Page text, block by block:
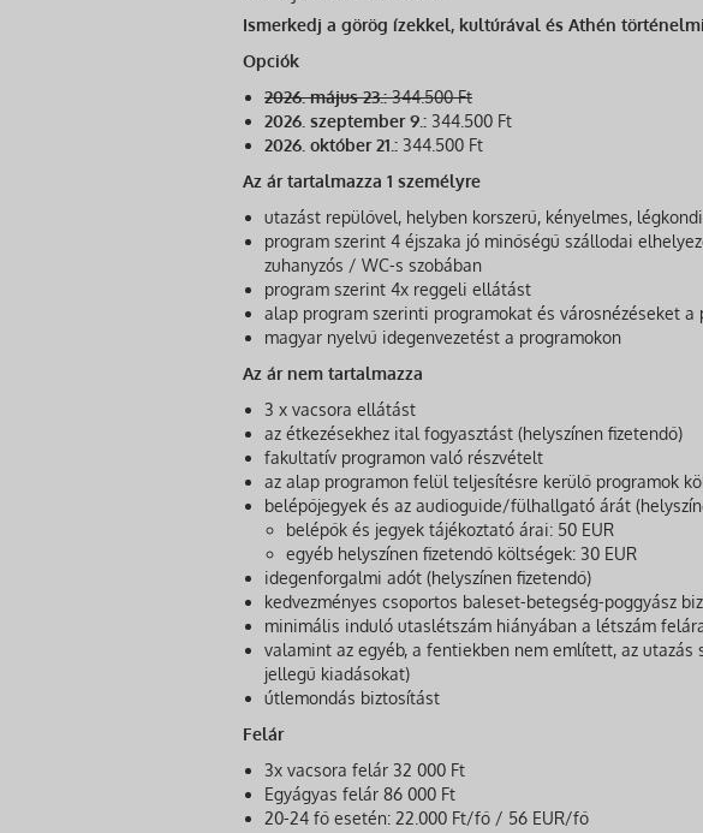
Ismerkedj a görög ízekkel, kultúrával és Athén
Opciók
2026. május 23.:344.500 Ft
2026. szeptember 9.: 344.500 Ft
2026. október 21.: 344.500 Ft
Az ár tartalmazza 1 személyre
utazást repülővel, helyben korszerű, kényelmes,
program szerint 4 éjszaka jó minőségű szállodai
zuhanyzós / WC-s szobában
program szerint 4x reggeli ellátást
alap program szerinti programokat és városnézéseket a
magyar nyelvű idegenvezetést a programokon
Az ár nem tartalmazza
3 x vacsora ellátást
az étkezésekhez ital fogyasztást (helyszínen fizetendő)
fakultatív programon való részvételt
az alap programon felül teljesítésre kerülő programok
belépőjegyek és az audioguide/fülhallgató árát
belépők és jegyek tájékoztató árai: 50 EUR
egyéb helyszínen fizetendő költségek: 30 EUR
idegenforgalmi adót (helyszínen fizetendő)
kedvezményes csoportos baleset-betegség-poggyász
minimális induló utaslétszám hiányában a létszám
valamint az egyéb, a fentiekben nem említett, az
jellegű kiadásokat)
útlemondás biztosítást
Felár
3x vacsora felár 32 000 Ft
Egyágyas felár 86 000 Ft
20-24 fő esetén: 22.000 Ft/fő / 56 EUR/fő